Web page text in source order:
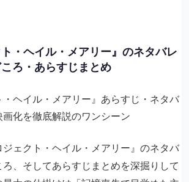
ト・ヘイル・メアリー』のネタバレ
ろ・あらすじまとめ
ジェクト・ヘイル・メアリー』のネタバ
、そしてあらすじまとめを深掘りして